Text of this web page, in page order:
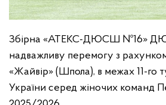
Збірна «АТЕКС-ДЮСШ №16»
надважливу перемогу з
«Жайвір» (Шпола), в межах 11-го
України серед жіночих команд